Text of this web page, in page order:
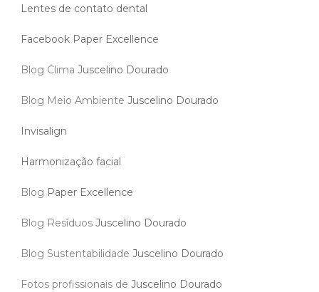
Lentes de contato dental
Facebook Paper Excellence
Blog Clima Juscelino Dourado
Blog Meio Ambiente Juscelino Dourado
Invisalign
Harmonização facial
Blog Paper Excellence
Blog Resíduos Juscelino Dourado
Blog Sustentabilidade Juscelino Dourado
Fotos profissionais de Juscelino Dourado